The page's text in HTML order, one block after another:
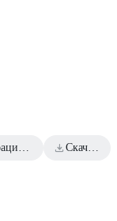
Скачать всю документацию